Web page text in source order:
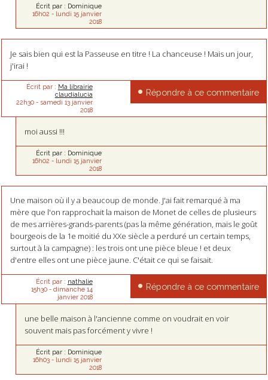
Écrit par : Dominique
16h02 - lundi 15 janvier
2018
Je sais bien qui est la Passeuse en titre ! La chanceuse ! Mais un jour,
j'irai !
Écrit par : Ma librairie
claudialucia
22h30- samedi 13 janvier
2018
Répondre à ce commentaire
moi aussi !!!
Écrit par : Dominique
16h02 - lundi 15 janvier
2018
Une maison où il y a beaucoup de monde. J'ai fait remarqué à ma
mère que l'on rapprochait la maison de Monet de celles de plusieurs
de mes arrières-grands-parents (pas la même génération, mais le goût
bourgeois de la 1e moitié du XXe siècle a perduré un certain temps,
surtout à la campagne) : les trois ont une pièce bleue ! et deux
d'entre elles ont une pièce jaune. C'était ce qui se faisait.
Écrit par : nathalie
15h30- dimanche 14
janvier 2018
Répondre à ce commentaire
une belle maison à l'ancienne comme on voudrait en voir
souvent mais pas forcément y vivre !
Écrit par : Dominique
16h03- lundi 15 janvier
2018